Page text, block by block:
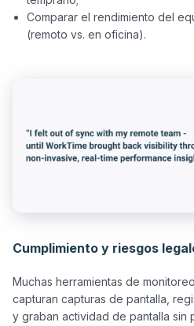
Comparar el rendimiento del
(remoto vs. en oficina).
Cumplimiento y riesgos
Muchas herramientas de
capturan capturas de pantalla,
y graban actividad de pantalla sin